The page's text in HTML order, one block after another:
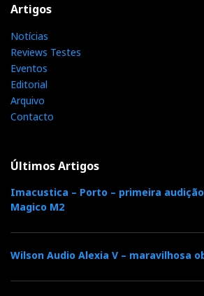
Artigos
Notícias
Reviews Testes
Eventos
Editorial
Arquivo
Contacto
Últimos Artigos
Imacustica – Porto – primeira
Magico M2
Wilson Audio Alexia V – maravilhosa